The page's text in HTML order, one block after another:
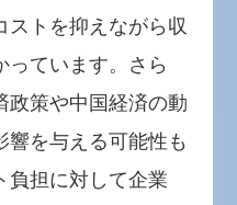
ストを抑えながら収
っています。さら
政策や中国経済の動
響を与える可能性も
負担に対して企業